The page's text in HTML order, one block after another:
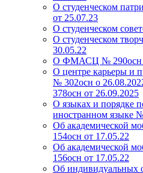
О студенческом
от 25.07.23
О студенческом
О студенческом
30.05.22
О ФМАСЦ № 290осн
О центре карьеры и
№ 302осн о
378осн от 26.09.2025
О языках и порядке
иностранном языке
Об академической
154осн от 17.05.22
Об академической
156осн от 17.05.22
Об индивидуальных